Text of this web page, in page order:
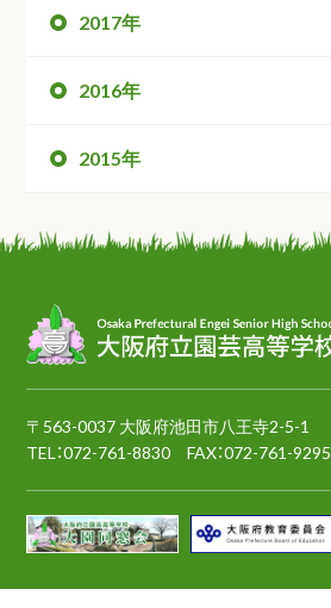
2017年
2016年
2015年
〒563-0037 大阪府池田市八王寺2-5-1
TEL：072-761-8830 FAX：072-761-9295